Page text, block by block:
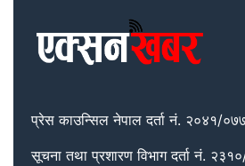
प्रेस काउन्सिल नेपाल दर्ता नं. २०४१/
सूचना तथा प्रशारण विभाग दर्ता नं.